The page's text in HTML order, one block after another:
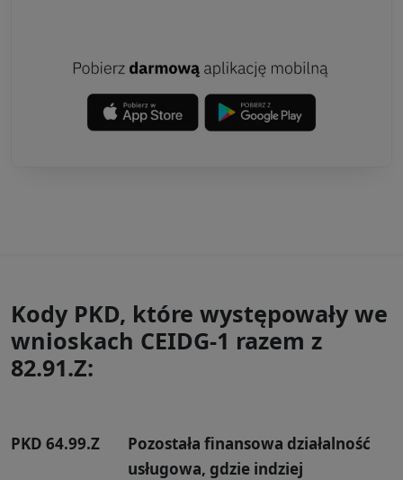
Kody PKD, które występowały we
wnioskach CEIDG-1 razem z
82.91.Z:
PKD 64.99.Z
Pozostała finansowa działalność
usługowa, gdzie indziej